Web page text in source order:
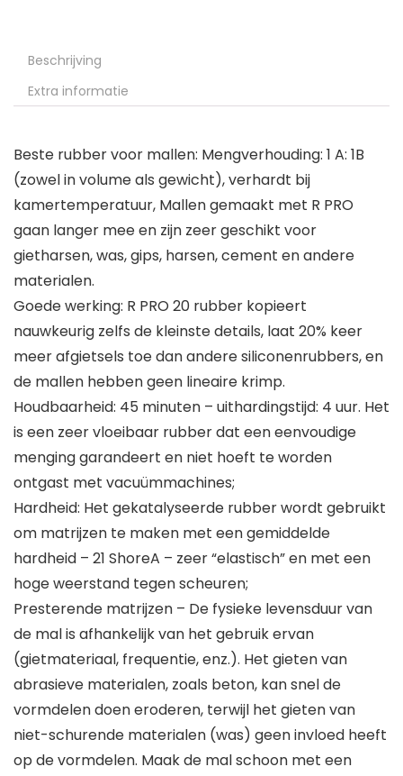
Beschrijving
Extra informatie
Beste rubber voor mallen: Mengverhouding: 1 A: 1B
(zowel in volume als gewicht), verhardt bij
kamertemperatuur, Mallen gemaakt met R PRO
gaan langer mee en zijn zeer geschikt voor
gietharsen, was, gips, harsen, cement en andere
materialen.
Goede werking: R PRO 20 rubber kopieert
nauwkeurig zelfs de kleinste details, laat 20% keer
meer afgietsels toe dan andere siliconenrubbers, en
de mallen hebben geen lineaire krimp.
Houdbaarheid: 45 minuten – uithardingstijd: 4 uur. Het
is een zeer vloeibaar rubber dat een eenvoudige
menging garandeert en niet hoeft te worden
ontgast met vacuümmachines;
Hardheid: Het gekatalyseerde rubber wordt gebruikt
om matrijzen te maken met een gemiddelde
hardheid – 21 ShoreA – zeer “elastisch” en met een
hoge weerstand tegen scheuren;
Presterende matrijzen – De fysieke levensduur van
de mal is afhankelijk van het gebruik ervan
(gietmateriaal, frequentie, enz.). Het gieten van
abrasieve materialen, zoals beton, kan snel de
vormdelen doen eroderen, terwijl het gieten van
niet-schurende materialen (was) geen invloed heeft
op de vormdelen. Maak de mal schoon met een